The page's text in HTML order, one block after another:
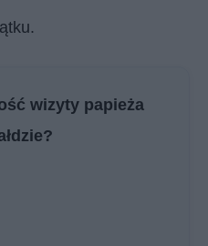
wizyty papieża